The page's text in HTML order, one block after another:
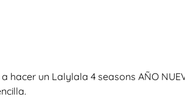
un Lalylala 4 seasons AÑO